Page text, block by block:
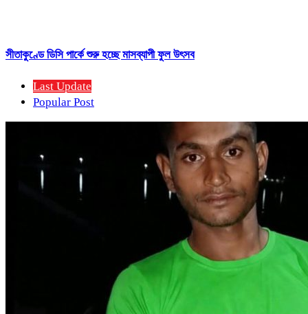
সীতাকুণ্ডে ডিসি পার্কে শুরু হচ্ছে মাসব্যাপী ফুল উৎসব
Last Update
Popular Post